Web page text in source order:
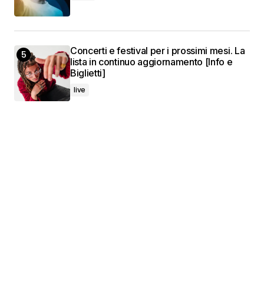
Concerti e festival per i prossimi mesi. La
lista in continuo aggiornamento [Info e
Biglietti]
live